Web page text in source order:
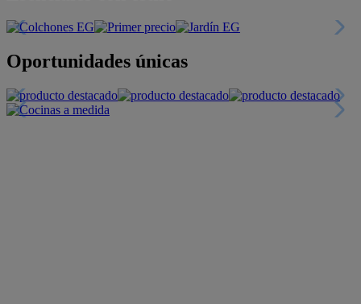
Oportunidades únicas